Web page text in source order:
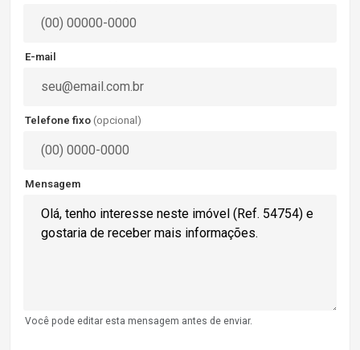
E-mail
Telefone fixo (opcional)
Mensagem
Você pode editar esta mensagem antes de enviar.